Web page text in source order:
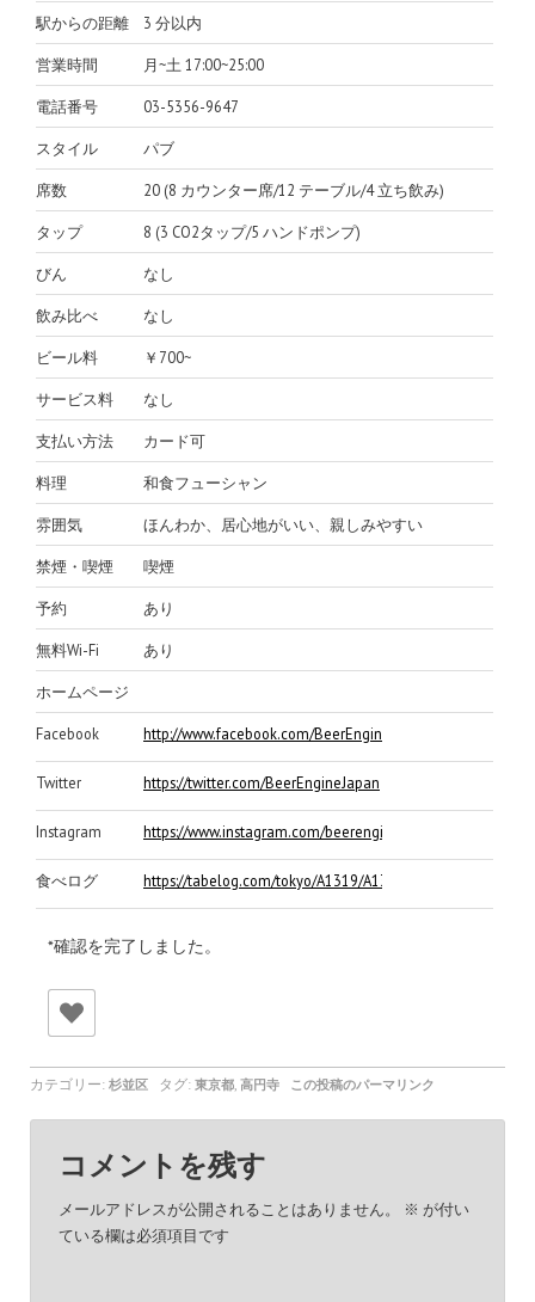
駅からの距離 3 分以内
営業時間 月~土 17:00~25:00
電話番号 03-5356-9647
スタイル パブ
席数 20 (8 カウンター席/12 テーブル/4 立ち飲み)
タップ 8 (3 CO2タップ/5 ハンドポンプ)
びん なし
飲み比べ なし
ビール料 ￥700~
サービス料 なし
支払い方法 カード可
料理 和食フューシャン
雰囲気 ほんわか、居心地がいい、親しみやすい
禁煙・喫煙 喫煙
予約 あり
無料Wi-Fi あり
ホームページ
Facebook http://www.facebook.com/BeerEngine/
Twitter https://twitter.com/BeerEngineJapan
Instagram https://www.instagram.com/beerenginekoenji/
食べログ https://tabelog.com/tokyo/A1319/A131904/13192115/
*確認を完了しました。
カテゴリー: 杉並区 タグ: 東京都, 高円寺 この投稿のパーマリンク
コメントを残す
メールアドレスが公開されることはありません。 ※ が付い
ている欄は必須項目です